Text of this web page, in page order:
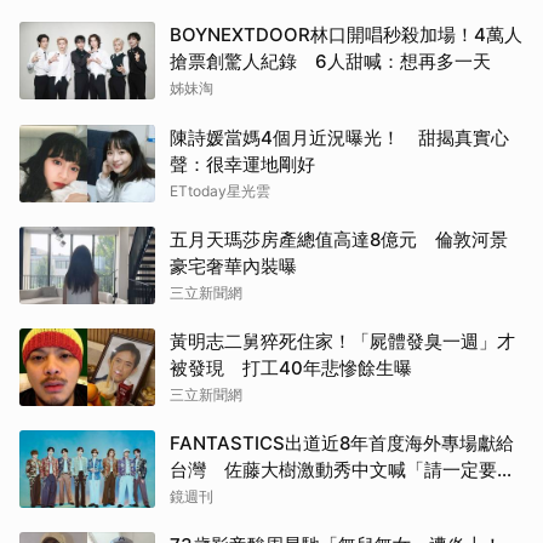
BOYNEXTDOOR林口開唱秒殺加場！4萬人
搶票創驚人紀錄 6人甜喊：想再多一天
姊妹淘
陳詩媛當媽4個月近況曝光！ 甜揭真實心
聲：很幸運地剛好
ETtoday星光雲
五月天瑪莎房產總值高達8億元 倫敦河景
豪宅奢華內裝曝
三立新聞網
黃明志二舅猝死住家！「屍體發臭一週」才
被發現 打工40年悲慘餘生曝
三立新聞網
FANTASTICS出道近8年首度海外專場獻給
台灣 佐藤大樹激動秀中文喊「請一定要來
玩」
鏡週刊